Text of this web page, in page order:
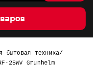
бытовая техника
25WV Grunhelm